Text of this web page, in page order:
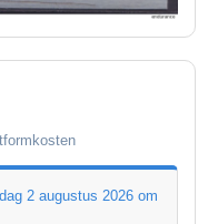
2 augustus 2026 om